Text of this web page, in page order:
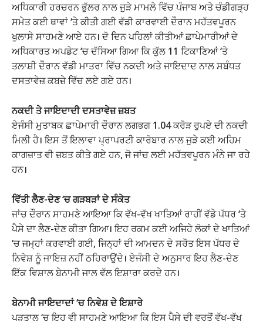
ਅਧਿਕਾਰੀਹਰਚਰਨ ਭੁੱਲਰਨਾਲ ਜੁੜੇ ਮਾਮਲੇ ਵਿੱਚ ਪੰਜਾਬ ਅਤੇਚੰਡੀਗੜ੍ਹ
ਸਮੇਤ ਕਈ ਥਾਵਾਂ ‘ਤੇ ਕੀਤੀ ਗਈ ਵੱਡੀ ਕਾਰਵਾਈ ਦੌਰਾਨ ਮਹੱਤਵਪੂਰਨ
ਖੁਲਾਸੇ ਸਾਹਮਣੇ ਆਏ ਹਨ। ਦੋ ਦਿਨ ਪਹਿਲਾਂ ਕੀਤੀਆਂ ਛਾਪੇਮਾਰੀਆਂ ਦੇ
ਅਧਿਕਾਰਤ ਅਪਡੇਟ ‘ਚ ਦੱਸਿਆ ਗਿਆ ਕਿ ਕੁੱਲ 11 ਟਿਕਾਣਿਆਂ ‘ਤੇ
ਤਲਾਸ਼ੀ ਦੌਰਾਨ ਵੱਡੀ ਮਾਤਰਾ ਵਿੱਚ ਨਕਦੀ ਅਤੇ ਜਾਇਦਾਦ ਨਾਲ ਸਬੰਧਤ
ਦਸਤਾਵੇਜ਼ ਕਬਜ਼ੇ ਵਿੱਚ ਲਏ ਗਏ ਹਨ।
ਨਕਦੀ ਤੇ ਜਾਇਦਾਦੀ ਦਸਤਾਵੇਜ਼ ਜ਼ਬਤ
ਏਜੰਸੀ ਮੁਤਾਬਕ ਛਾਪੇਮਾਰੀ ਦੌਰਾਨ ਲਗਭਗ 1.04 ਕਰੋੜ ਰੁਪਏ ਦੀ ਨਕਦੀ
ਮਿਲੀ ਹੈ। ਇਸ ਤੋਂ ਇਲਾਵਾ ਪ੍ਰਾਪਰਟੀ ਕਾਰੋਬਾਰ ਨਾਲ ਜੁੜੇ ਕਈ ਅਹਿਮ
ਕਾਗਜ਼ਾਤ ਵੀ ਜ਼ਬਤ ਕੀਤੇ ਗਏ ਹਨ, ਜੋ ਜਾਂਚ ਲਈ ਮਹੱਤਵਪੂਰਨ ਮੰਨੇ ਜਾ ਰਹੇ
ਹਨ।
ਵਿੱਤੀ ਲੈਣ-ਦੇਣ ‘ਚ ਗੜਬੜਾਂ ਦੇ ਸੰਕੇਤ
ਜਾਂਚ ਦੌਰਾਨ ਸਾਹਮਣੇ ਆਇਆ ਕਿ ਵੱਖ-ਵੱਖ ਖਾਤਿਆਂ ਰਾਹੀਂ ਵੱਡੇ ਪੱਧਰ ‘ਤੇ
ਪੈਸੇ ਦਾ ਲੈਣ-ਦੇਣ ਕੀਤਾ ਗਿਆ। ਇਹ ਰਕਮ ਕਈ ਅਜਿਹੇ ਲੋਕਾਂ ਦੇ ਖਾਤਿਆਂ
‘ਚ ਜਮ੍ਹਾਂ ਕਰਵਾਈ ਗਈ, ਜਿਨ੍ਹਾਂ ਦੀ ਆਮਦਨ ਦੇ ਸਰੋਤ ਇਸ ਪੱਧਰ ਦੇ
ਨਿਵੇਸ਼ ਨੂੰ ਜਾਇਜ਼ ਨਹੀਂ ਠਹਿਰਾਉਂਦੇ। ਏਜੰਸੀ ਦੇ ਅਨੁਸਾਰ ਇਹ ਲੈਣ-ਦੇਣ
ਇੱਕ ਵਿਸ਼ਾਲ ਬੇਨਾਮੀ ਜਾਲ ਵੱਲ ਇਸ਼ਾਰਾ ਕਰਦੇ ਹਨ।
ਬੇਨਾਮੀ ਜਾਇਦਾਦਾਂ ‘ਚ ਨਿਵੇਸ਼ ਦੇ ਇਸ਼ਾਰੇ
ਪੜਤਾਲ ‘ਚ ਇਹ ਵੀ ਸਾਹਮਣੇ ਆਇਆ ਕਿ ਇਸ ਪੈਸੇ ਦੀ ਵਰਤੋਂ ਵੱਖ-ਵੱਖ